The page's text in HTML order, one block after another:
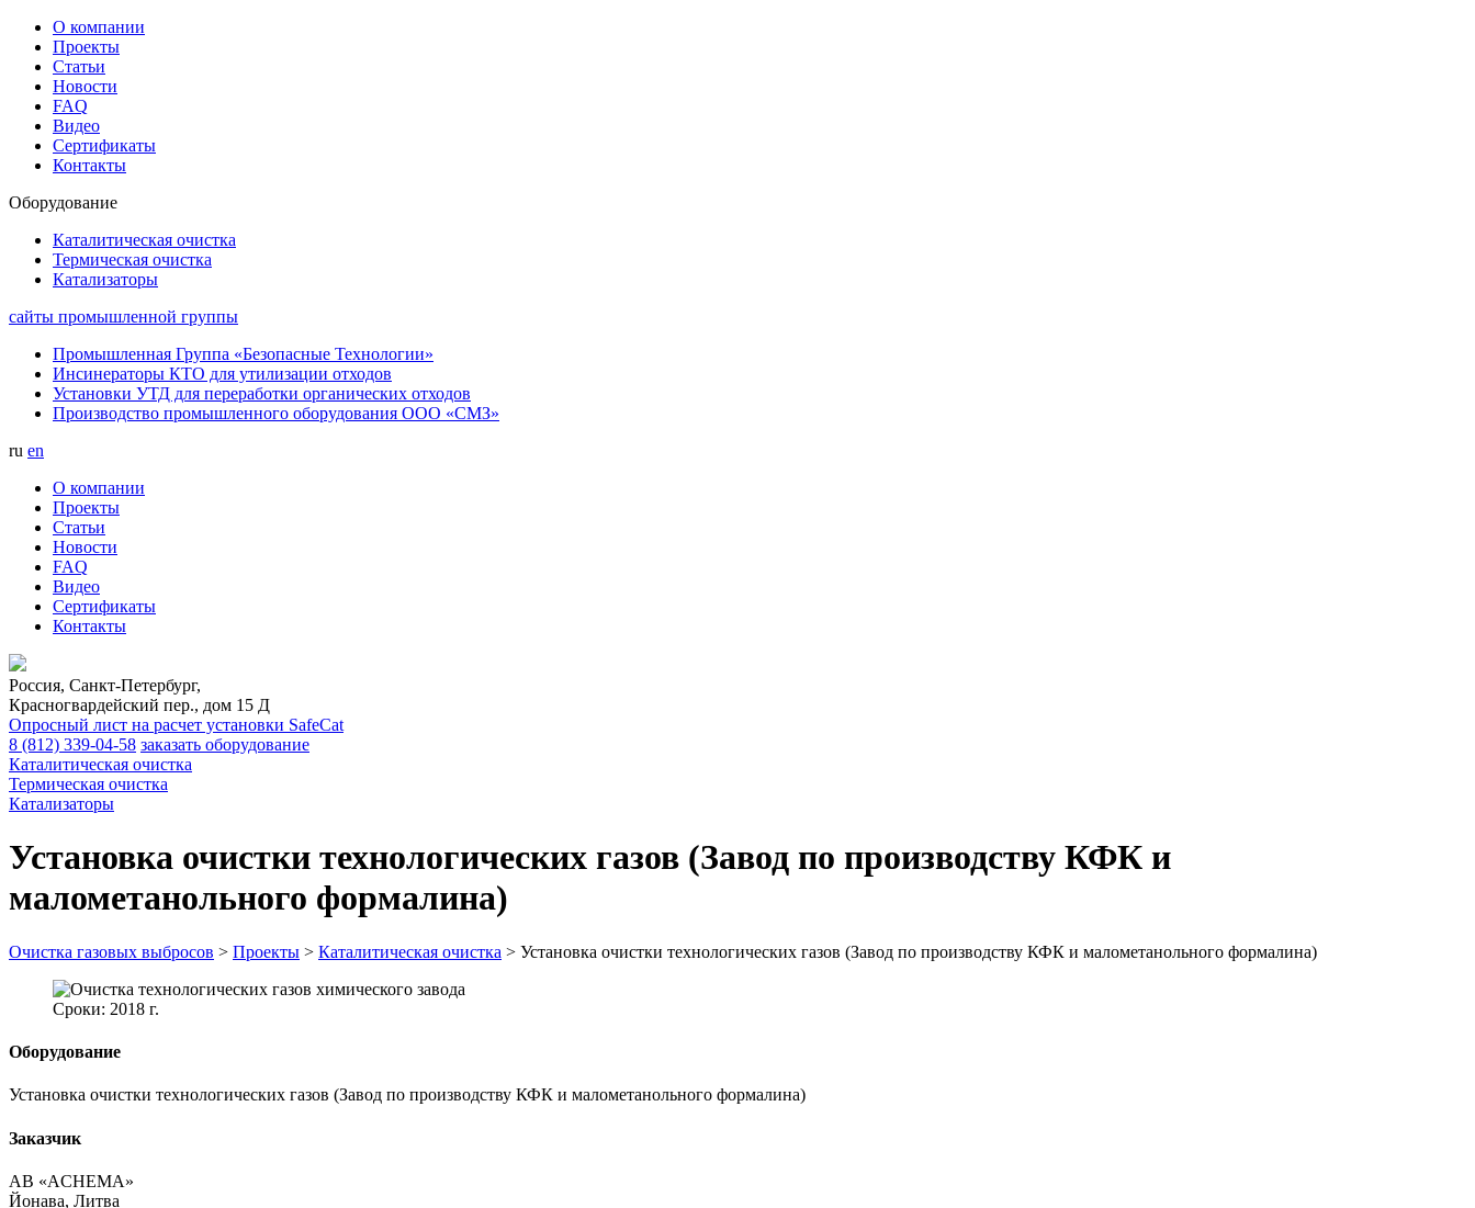
О компании
Проекты
Статьи
Новости
FAQ
Видео
Сертификаты
Контакты
Оборудование
Каталитическая очистка
Термическая очистка
Катализаторы
сайты промышленной группы
Промышленная Группа «Безопасные Технологии»
Инсинераторы КТО для утилизации отходов
Установки УТД для переработки органических отходов
Производство промышленного оборудования ООО «СМЗ»
ru en
О компании
Проекты
Статьи
Новости
FAQ
Видео
Сертификаты
Контакты
Россия, Санкт-Петербург,
Красногвардейский пер., дом 15 Д
Опросный лист на расчет установки SafeCat
8 (812) 339-04-58 заказать оборудование
Каталитическая очистка
Термическая очистка
Катализаторы
Установка очистки технологических газов (Завод по производству КФК и
малометанольного формалина)
Очистка газовых выбросов > Проекты > Каталитическая очистка > Установка очистки технологических газов (Завод по производству КФК и малометанольного формалина)
Сроки: 2018 г.
Оборудование
Установка очистки технологических газов (Завод по производству КФК и малометанольного формалина)
Заказчик
АВ «ACHEMA»
Йонава, Литва